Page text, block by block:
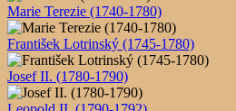
Marie Terezie (1740-1780)
František Lotrinský (1745-1780)
Josef II. (1780-1790)